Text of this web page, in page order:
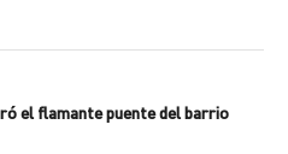
el flamante puente del barrio